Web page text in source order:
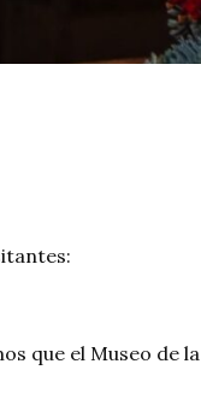
que el Museo de